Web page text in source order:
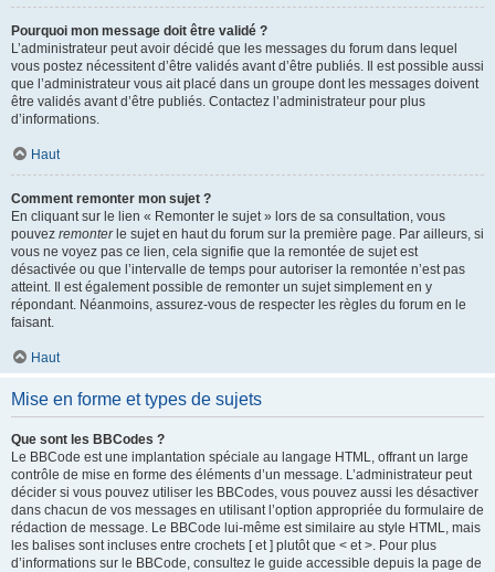
Pourquoi mon message doit être validé ?
L’administrateur peut avoir décidé que les messages du forum dans lequel
vous postez nécessitent d’être validés avant d’être publiés. Il est possible aussi
que l’administrateur vous ait placé dans un groupe dont les messages doivent
être validés avant d’être publiés. Contactez l’administrateur pour plus
d’informations.
Haut
Comment remonter mon sujet ?
En cliquant sur le lien « Remonter le sujet » lors de sa consultation, vous
pouvez remonterle sujet en haut du forum sur la première page. Par ailleurs, si
vous ne voyez pas ce lien, cela signifie que la remontée de sujet est
désactivée ou que l’intervalle de temps pour autoriser la remontée n’est pas
atteint. Il est également possible de remonter un sujet simplement en y
répondant. Néanmoins, assurez-vous de respecter les règles du forum en le
faisant.
Haut
Mise en forme et types de sujets
Que sont les BBCodes ?
Le BBCode est une implantation spéciale au langage HTML, offrant un large
contrôle de mise en forme des éléments d’un message. L’administrateur peut
décider si vous pouvez utiliser les BBCodes, vous pouvez aussi les désactiver
dans chacun de vos messages en utilisant l’option appropriée du formulaire de
rédaction de message. Le BBCode lui-même est similaire au style HTML, mais
les balises sont incluses entre crochets [ et ] plutôt que < et >. Pour plus
d’informations sur le BBCode, consultez le guide accessible depuis la page de